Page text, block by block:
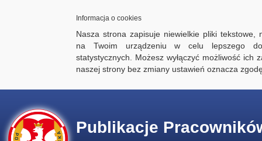
Informacja o cookies
Nasza strona zapisuje niewielkie pliki tekstowe,
na Twoim urządzeniu w celu lepszego
statystycznych. Możesz wyłączyć możliwość ich
naszej strony bez zmiany ustawień oznacza
Publikacje